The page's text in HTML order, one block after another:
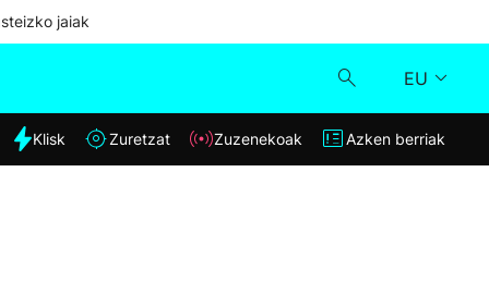
jaiak
EU
Klisk
Klisk Zuretzat Zuzenekoak Azken berriak